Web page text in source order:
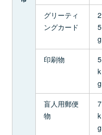
グリーティ
ングカード
2
5
g
印刷物
5
k
g
盲人用郵便
物
7
k
g